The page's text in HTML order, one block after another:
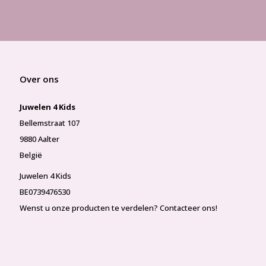
Over ons
Juwelen 4 Kids
Bellemstraat 107
9880 Aalter
België
Juwelen 4 Kids
BE0739476530
Wenst u onze producten te verdelen? Contacteer ons!